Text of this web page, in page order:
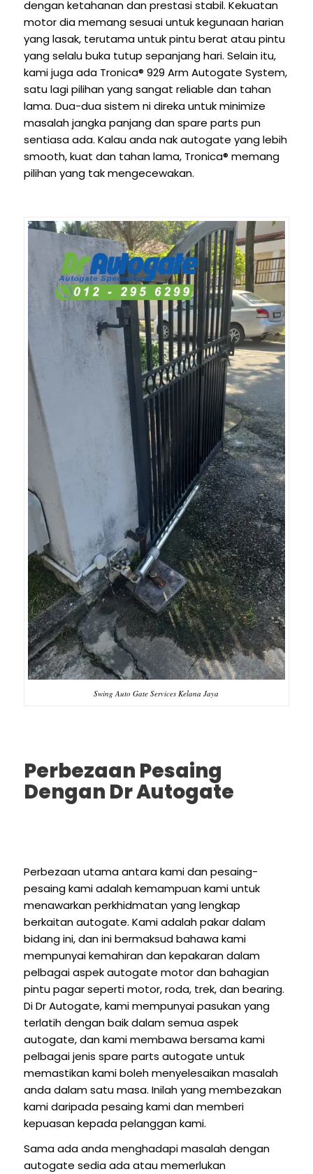
dengan ketahanan dan prestasi stabil. Kekuatan
motor dia memang sesuai untuk kegunaan harian
yang lasak, terutama untuk pintu berat atau pintu
yang selalu buka tutup sepanjang hari. Selain itu,
kami juga ada Tronica® 929 Arm Autogate System,
satu lagi pilihan yang sangat reliable dan tahan
lama. Dua-dua sistem ni direka untuk minimize
masalah jangka panjang dan spare parts pun
sentiasa ada. Kalau anda nak autogate yang lebih
smooth, kuat dan tahan lama, Tronica® memang
pilihan yang tak mengecewakan.
Swing Auto Gate Services Kelana Jaya
Perbezaan Pesaing
Dengan Dr Autogate
Perbezaan utama antara kami dan pesaing-
pesaing kami adalah kemampuan kami untuk
menawarkan perkhidmatan yang lengkap
berkaitan autogate. Kami adalah pakar dalam
bidang ini, dan ini bermaksud bahawa kami
mempunyai kemahiran dan kepakaran dalam
pelbagai aspek autogate motor dan bahagian
pintu pagar seperti motor, roda, trek, dan bearing.
Di Dr Autogate, kami mempunyai pasukan yang
terlatih dengan baik dalam semua aspek
autogate, dan kami membawa bersama kami
pelbagai jenis spare parts autogate untuk
memastikan kami boleh menyelesaikan masalah
anda dalam satu masa. Inilah yang membezakan
kami daripada pesaing kami dan memberi
kepuasan kepada pelanggan kami.
Sama ada anda menghadapi masalah dengan
autogate sedia ada atau memerlukan